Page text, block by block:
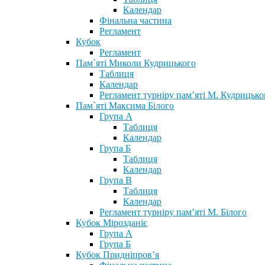
Календар
Фінальна частина
Регламент
Кубок
Регламент
Пам`яті Миколи Кудрицького
Таблиця
Календар
Регламент турніру пам’яті М.
Пам`яті Максима Білого
Група А
Таблиця
Календар
Група Б
Таблиця
Календар
Група В
Таблиця
Календар
Регламент турніру пам’яті М. Білого
Кубок Мірозданіє
Група А
Група Б
Кубок Придніпров’я